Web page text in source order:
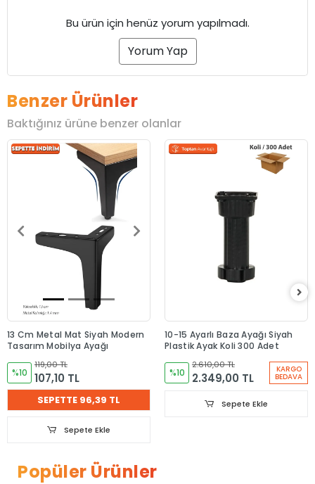
Bu ürün için henüz yorum yapılmadı.
Yorum Yap
Benzer Ürünler
Baktığınız ürüne benzer olanlar
13 Cm Metal Mat Siyah Modern
Tasarım Mobilya Ayağı
%10
119,00 TL
107,10 TL
SEPETTE 96,39 TL
Sepete Ekle
10-15 Ayarlı Baza Ayağı Siyah
Plastik Ayak Koli 300 Adet
%10
2.610,00 TL
2.349,00 TL
KARGO
BEDAVA
Sepete Ekle
Popüler Ürünler